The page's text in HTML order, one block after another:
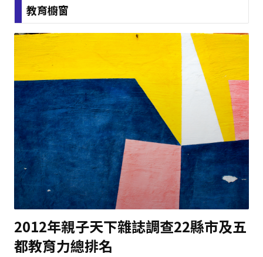
教育櫥窗
2012年親子天下雜誌調查22縣市及五
都教育力總排名